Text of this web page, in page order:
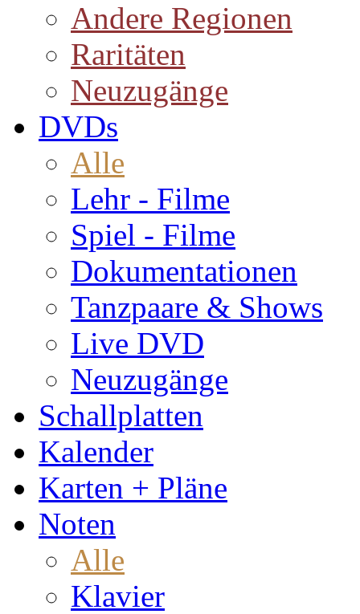
Andere Regionen
Raritäten
Neuzugänge
DVDs
Alle
Lehr - Filme
Spiel - Filme
Dokumentationen
Tanzpaare & Shows
Live DVD
Neuzugänge
Schallplatten
Kalender
Karten + Pläne
Noten
Alle
Klavier